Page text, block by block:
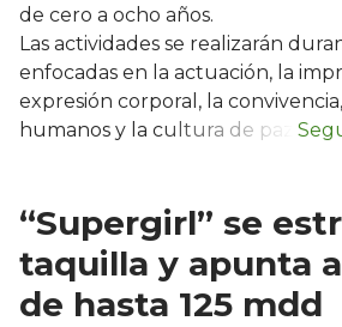
de cero a ocho años.
Las actividades se realizarán
enfocadas en la actuación, la
expresión corporal, la
humanos y la cultura de paz.
“Supergirl” se
taquilla y apunta
de hasta 125 mdd